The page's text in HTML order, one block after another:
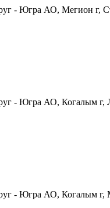
- Югра АО, Мегион г,
- Югра АО, Когалым г,
- Югра АО, Когалым г,